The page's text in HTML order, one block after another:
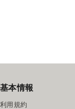
基本情報
利用規約